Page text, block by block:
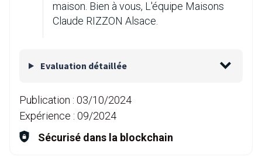
maison. Bien à vous, L'équipe Maisons
Claude RIZZON Alsace.
Evaluation détaillée
Publication : 03/10/2024
Expérience : 09/2024
Sécurisé dans la blockchain